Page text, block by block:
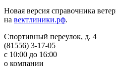
Новая версия справочника
на вектлиники.рф.
Спортивный переулок, д. 4
(81556) 3-17-05
с 10:00 до 16:00
о компании